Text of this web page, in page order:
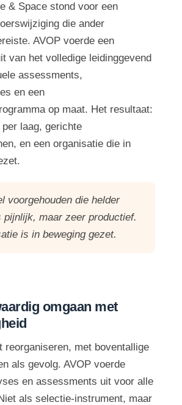
& Space stond voor een
die ander
AVOP voerde een
van het volledige leidinggevend
assessments,
en een
op maat. Het resultaat:
laag, gerichte
en een organisatie die in
voorgehouden die helder
pijnlijk, maar zeer productief.
is in beweging gezet.
omgaan met
reorganiseren, met boventallige
als gevolg. AVOP voerde
en assessments uit voor alle
als selectie-instrument, maar